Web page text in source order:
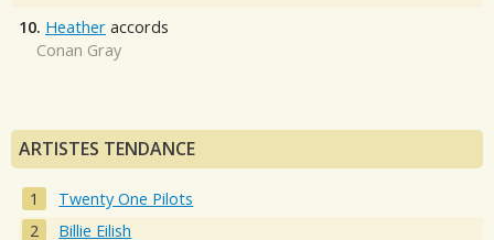
10. Heather accords
Conan Gray
ARTISTES TENDANCE
Twenty One Pilots
Billie Eilish